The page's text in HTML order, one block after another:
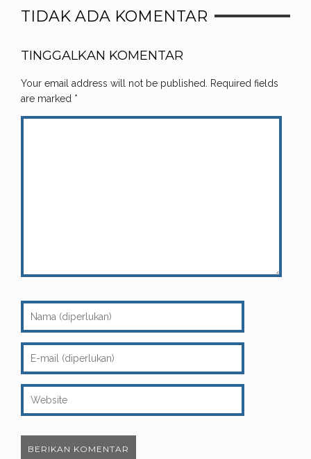
TIDAK ADA KOMENTAR
TINGGALKAN KOMENTAR
Your email address will not be published.
Required fields
are marked *